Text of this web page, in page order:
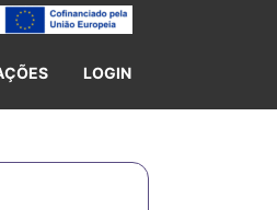
LOGIN